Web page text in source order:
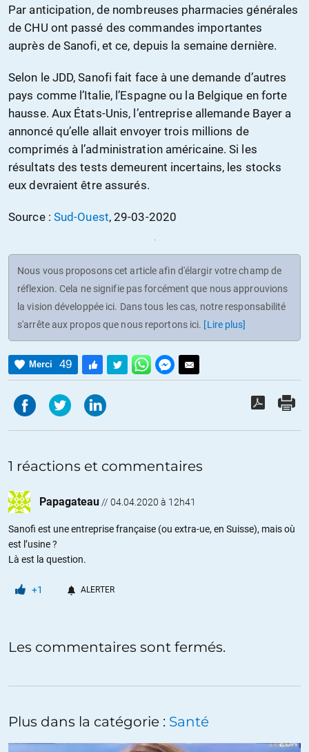
Par anticipation, de nombreuses pharmacies générales
de CHU ont passé des commandes importantes
auprès de Sanofi, et ce, depuis la semaine dernière.
Selon le JDD, Sanofi fait face à une demande d’autres
pays comme l’Italie, l’Espagne ou la Belgique en forte
hausse. Aux États-Unis, l’entreprise allemande Bayer a
annoncé qu’elle allait envoyer trois millions de
comprimés à l’administration américaine. Si les
résultats des tests demeurent incertains, les stocks
eux devraient être assurés.
Source : Sud-Ouest, 29-03-2020
Nous vous proposons cet article afin d'élargir votre champ de
réflexion. Cela ne signifie pas forcément que nous approuvions
la vision développée ici. Dans tous les cas, notre responsabilité
s'arrête aux propos que nous reportons ici. [Lire plus]
Merci 49
1 réactions et commentaires
Papagateau // 04.04.2020 à 12h41
Sanofi est une entreprise française (ou extra-ue, en Suisse), mais où
est l’usine ?
Là est la question.
+1 ALERTER
Les commentaires sont fermés.
Plus dans la catégorie : Santé